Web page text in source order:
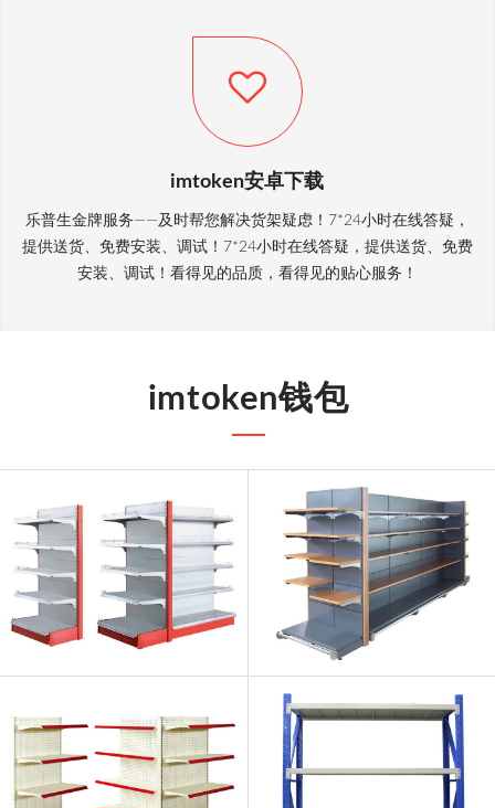
imtoken安卓下载
乐普生金牌服务——及时帮您解决货架疑虑！7*24小时在线答疑，
提供送货、免费安装、调试！7*24小时在线答疑，提供送货、免费
安装、调试！看得见的品质，看得见的贴心服务！
imtoken钱包